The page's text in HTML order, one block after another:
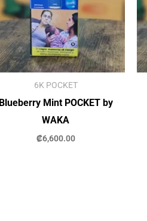
6K POCKET
Blueberry Mint POCKET by
WAKA
₡6,600.00